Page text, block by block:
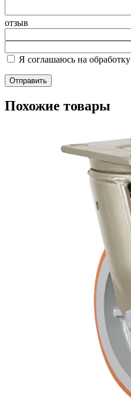
отзыв
Я соглашаюсь на обработку
Похожие товары